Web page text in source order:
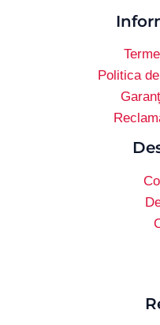
Politica